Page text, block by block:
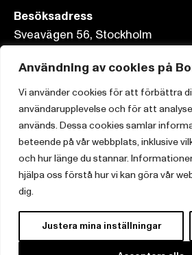
Användning av cookies på
Vi använder cookies för att förbättra
användarupplevelse och för att
används. Dessa cookies samlar
beteende på vår webbplats, inklusive
och hur länge du stannar.
hjälpa oss förstå hur vi kan göra vår
dig.
Justera mina inställningar
Besöksadress
Sveavägen 56, Stockholm
Postadress
Box 3159, 103 63 Stockholm
Om
Cookies